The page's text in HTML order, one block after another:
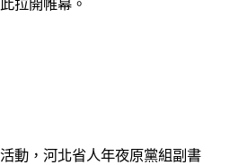
動，河北省人年夜原黨組副書